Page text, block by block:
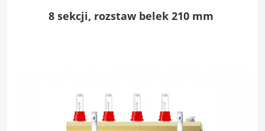
8 sekcji, rozstaw belek 210 mm